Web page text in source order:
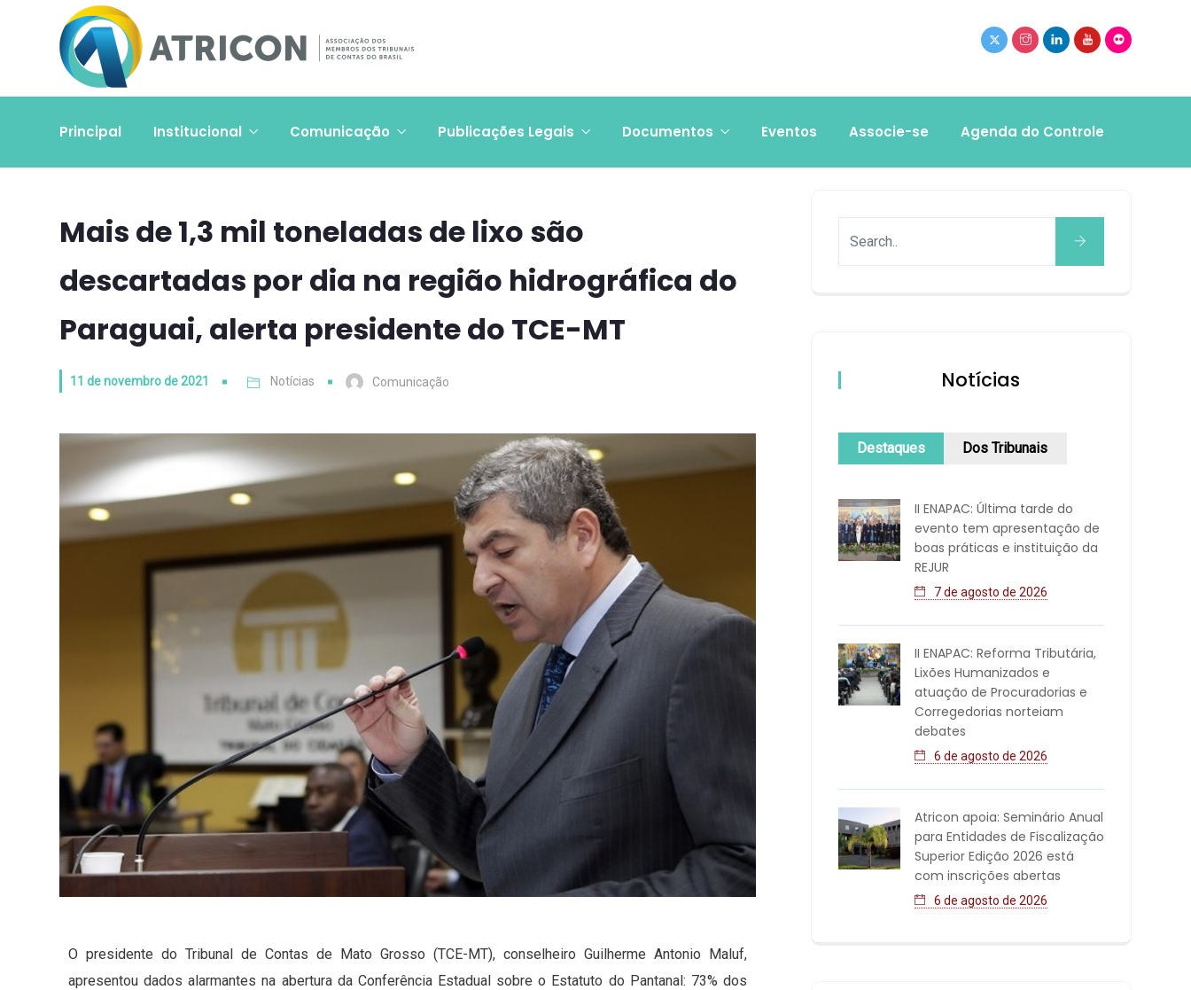
Principal Institucional Comunicação Publicações Legais Documentos Eventos Associe-se Agenda do Controle
Mais de 1,3 mil toneladas de lixo são
descartadas por dia na região hidrográfica do
Paraguai, alerta presidente do TCE-MT
11 de novembro de 2021 Notícias Comunicação
O presidente do Tribunal de Contas de Mato Grosso (TCE-MT), conselheiro Guilherme Antonio Maluf,
apresentou dados alarmantes na abertura da Conferência Estadual sobre o Estatuto do Pantanal: 73% dos
Notícias
Destaques Dos Tribunais
II ENAPAC: Última tarde do
evento tem apresentação de
boas práticas e instituição da
REJUR
7 de agosto de 2026
II ENAPAC: Reforma Tributária,
Lixões Humanizados e
atuação de Procuradorias e
Corregedorias norteiam
debates
6 de agosto de 2026
Atricon apoia: Seminário Anual
para Entidades de Fiscalização
Superior Edição 2026 está
com inscrições abertas
6 de agosto de 2026